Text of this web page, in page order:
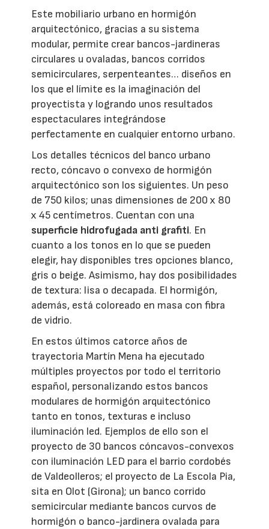
Este mobiliario urbano en hormigón
arquitectónico, gracias a su sistema
modular, permite crear bancos-jardineras
circulares u ovaladas, bancos corridos
semicirculares, serpenteantes… diseños en
los que el límite es la imaginación del
proyectista y logrando unos resultados
espectaculares integrándose
perfectamente en cualquier entorno urbano.
Los detalles técnicos del banco urbano
recto, cóncavo o convexo de hormigón
arquitectónico son los siguientes. Un peso
de 750 kilos; unas dimensiones de 200 x 80
x 45 centímetros. Cuentan con una
superficie hidrofugada anti grafiti. En
cuanto a los tonos en lo que se pueden
elegir, hay disponibles tres opciones blanco,
gris o beige. Asimismo, hay dos posibilidades
de textura: lisa o decapada. El hormigón,
además, está coloreado en masa con fibra
de vidrio.
En estos últimos catorce años de
trayectoria Martín Mena ha ejecutado
múltiples proyectos por todo el territorio
español, personalizando estos bancos
modulares de hormigón arquitectónico
tanto en tonos, texturas e incluso
iluminación led. Ejemplos de ello son el
proyecto de 30 bancos cóncavos-convexos
con iluminación LED para el barrio cordobés
de Valdeolleros; el proyecto de La Escola Pia,
sita en Olot (Girona); un banco corrido
semicircular mediante bancos curvos de
hormigón o banco-jardinera ovalada para